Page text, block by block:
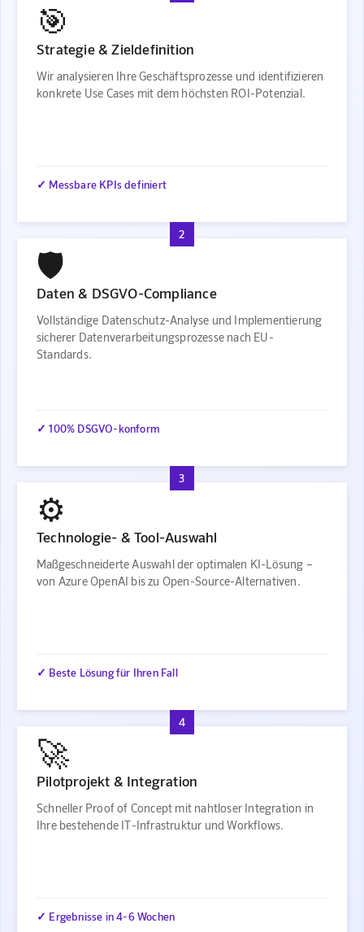
🎯
Strategie & Zieldefinition
Wir analysieren Ihre Geschäftsprozesse und identifizieren
konkrete Use Cases mit dem höchsten ROI-Potenzial.
✓ Messbare KPIs definiert
2
🛡️
Daten & DSGVO-Compliance
Vollständige Datenschutz-Analyse und Implementierung
sicherer Datenverarbeitungsprozesse nach EU-
Standards.
✓ 100% DSGVO-konform
3
⚙️
Technologie- & Tool-Auswahl
Maßgeschneiderte Auswahl der optimalen KI-Lösung –
von Azure OpenAI bis zu Open-Source-Alternativen.
✓ Beste Lösung für Ihren Fall
4
🚀
Pilotprojekt & Integration
Schneller Proof of Concept mit nahtloser Integration in
Ihre bestehende IT-Infrastruktur und Workflows.
✓ Ergebnisse in 4-6 Wochen